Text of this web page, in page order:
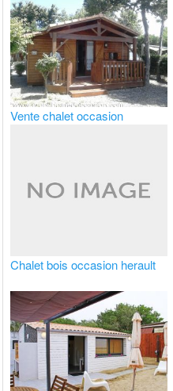
Vente chalet occasion
Chalet bois occasion herault